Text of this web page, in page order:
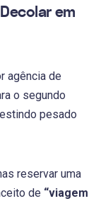
em
agência de
o segundo
pesado
reservar uma
de “viagem